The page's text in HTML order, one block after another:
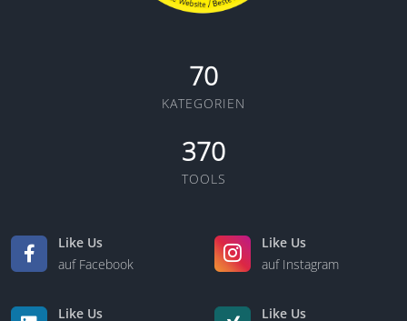
70
KATEGORIEN
370
TOOLS
Like Us
auf Facebook
Like Us
auf Instagram
Like Us
Like Us